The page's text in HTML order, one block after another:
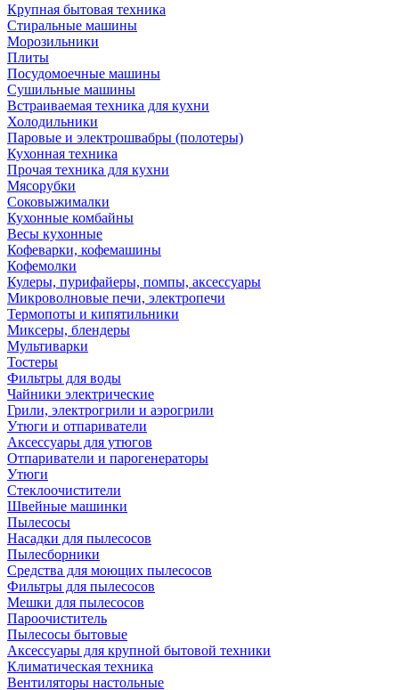
Крупная бытовая техника
Стиральные машины
Морозильники
Плиты
Посудомоечные машины
Сушильные машины
Встраиваемая техника для кухни
Холодильники
Паровые и электрошвабры (полотеры)
Кухонная техника
Прочая техника для кухни
Мясорубки
Соковыжималки
Кухонные комбайны
Весы кухонные
Кофеварки, кофемашины
Кофемолки
Кулеры, пурифайеры, помпы, аксессуары
Микроволновые печи, электропечи
Термопоты и кипятильники
Миксеры, блендеры
Мультиварки
Тостеры
Фильтры для воды
Чайники электрические
Грили, электрогрили и аэрогрили
Утюги и отпариватели
Аксессуары для утюгов
Отпариватели и парогенераторы
Утюги
Стеклоочистители
Швейные машинки
Пылесосы
Насадки для пылесосов
Пылесборники
Средства для моющих пылесосов
Фильтры для пылесосов
Мешки для пылесосов
Пароочиститель
Пылесосы бытовые
Аксессуары для крупной бытовой техники
Климатическая техника
Вентиляторы настольные